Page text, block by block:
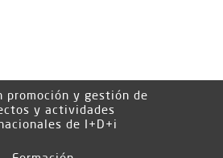
promoción y gestión de
y actividades
de I+D+i